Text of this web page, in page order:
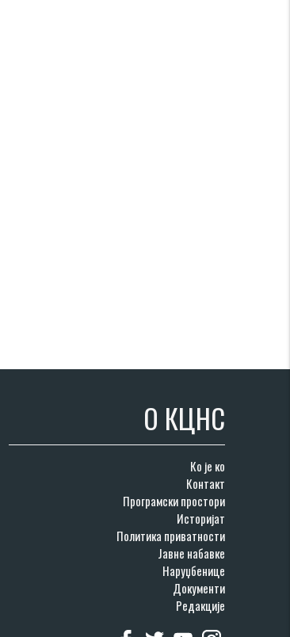
О КЦНС
Ко је ко
Контакт
Програмски простори
Историјат
Политика приватности
Јавне набавке
Наруџбенице
Документи
Редакције